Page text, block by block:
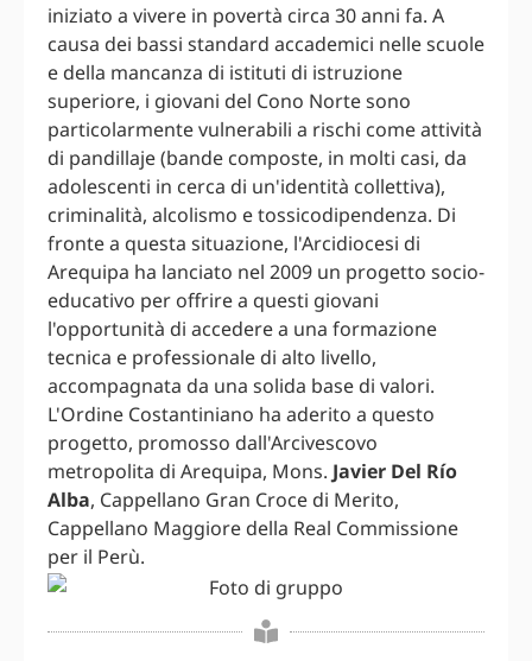
iniziato a vivere in povertà circa 30 anni fa. A
causa dei bassi standard accademici nelle scuole
e della mancanza di istituti di istruzione
superiore, i giovani del Cono Norte sono
particolarmente vulnerabili a rischi come attività
di pandillaje (bande composte, in molti casi, da
adolescenti in cerca di un'identità collettiva),
criminalità, alcolismo e tossicodipendenza. Di
fronte a questa situazione, l'Arcidiocesi di
Arequipa ha lanciato nel 2009 un progetto socio-
educativo per offrire a questi giovani
l'opportunità di accedere a una formazione
tecnica e professionale di alto livello,
accompagnata da una solida base di valori.
L'Ordine Costantiniano ha aderito a questo
progetto, promosso dall'Arcivescovo
metropolita di Arequipa, Mons. Javier Del Río
Alba, Cappellano Gran Croce di Merito,
Cappellano Maggiore della Real Commissione
per il Perù.